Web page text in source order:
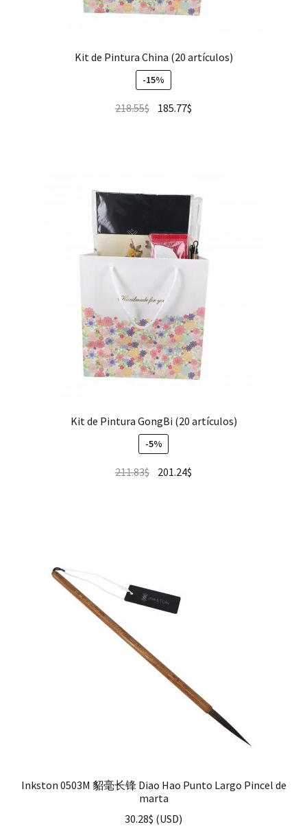
Kit de Pintura China (20 artículos)
-15%
218.55$ 185.77$
Kit de Pintura GongBi (20 artículos)
-5%
211.83$ 201.24$
Inkston 0503M 貂毫长锋 Diao Hao Punto Largo Pincel de
marta
30.28$ (USD)